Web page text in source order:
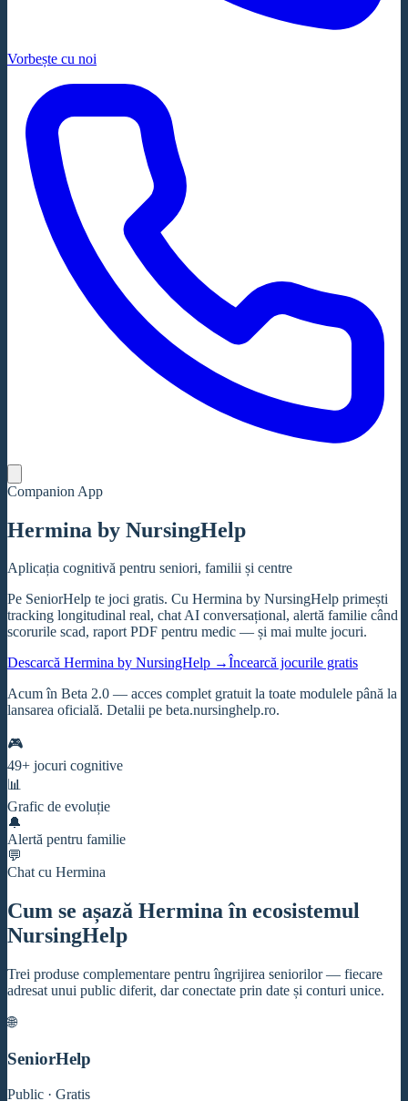
Vorbește cu noi
Companion App
Hermina by NursingHelp
Aplicația cognitivă pentru seniori, familii și centre
Pe SeniorHelp te joci gratis. Cu Hermina by NursingHelp primești
tracking longitudinal real, chat AI conversațional, alertă familie când
scorurile scad, raport PDF pentru medic — și mai multe jocuri.
Descarcă Hermina by NursingHelp →Încearcă jocurile gratis
Acum în Beta 2.0 — acces complet gratuit la toate modulele până la
lansarea oficială. Detalii pe beta.nursinghelp.ro.
🎮
49+ jocuri cognitive
📊
Grafic de evoluție
🔔
Alertă pentru familie
💬
Chat cu Hermina
Cum se așază Hermina în ecosistemul
NursingHelp
Trei produse complementare pentru îngrijirea seniorilor — fiecare
adresat unui public diferit, dar conectate prin date și conturi unice.
🌐
SeniorHelp
Public · Gratis